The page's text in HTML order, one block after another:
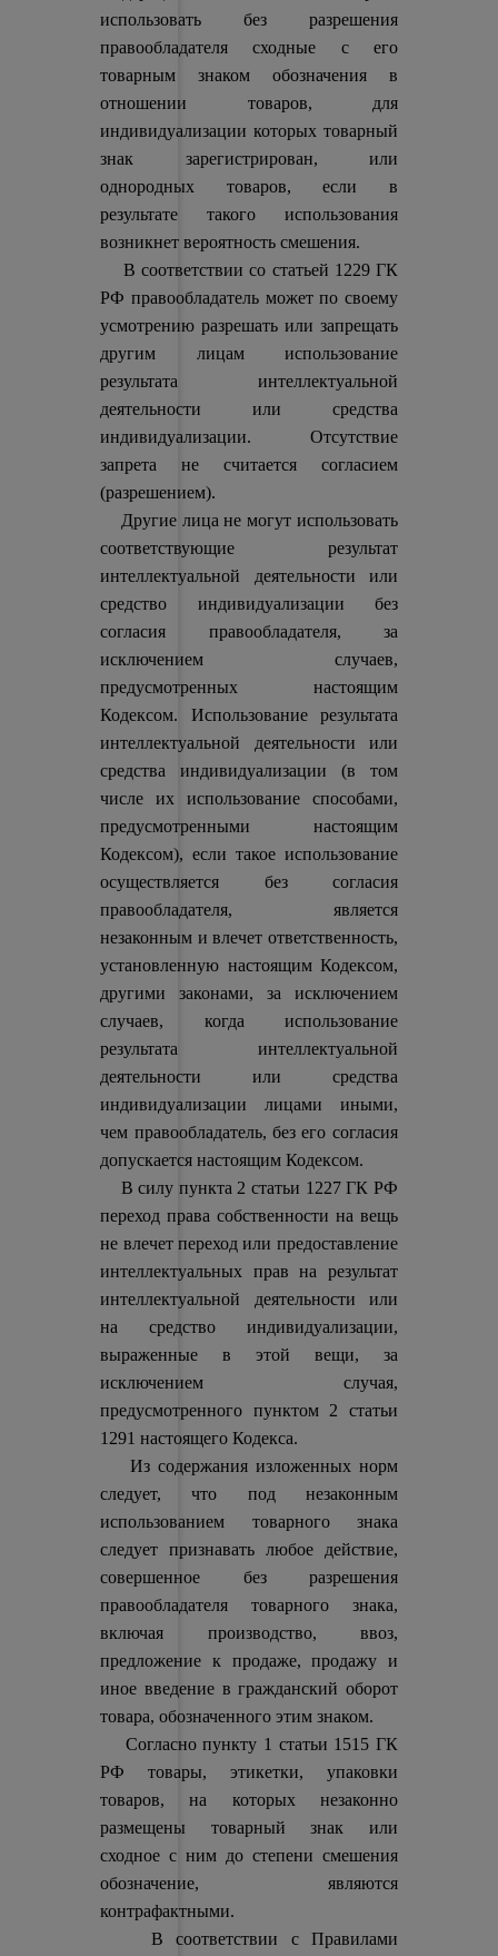
использовать без разрешения
правообладателя сходные с его
товарным знаком обозначения в
отношении товаров, для
индивидуализации которых товарный
знак зарегистрирован, или
однородных товаров, если в
результате такого использования
возникнет вероятность смешения.
В соответствии со статьей 1229 ГК
РФ правообладатель может по своему
усмотрению разрешать или запрещать
другим лицам использование
результата интеллектуальной
деятельности или средства
индивидуализации. Отсутствие
запрета не считается согласием
(разрешением).
Другие лица не могут использовать
соответствующие результат
интеллектуальной деятельности или
средство индивидуализации без
согласия правообладателя, за
исключением случаев,
предусмотренных настоящим
Кодексом. Использование результата
интеллектуальной деятельности или
средства индивидуализации (в том
числе их использование способами,
предусмотренными настоящим
Кодексом), если такое использование
осуществляется без согласия
правообладателя, является
незаконным и влечет ответственность,
установленную настоящим Кодексом,
другими законами, за исключением
случаев, когда использование
результата интеллектуальной
деятельности или средства
индивидуализации лицами иными,
чем правообладатель, без его согласия
допускается настоящим Кодексом.
В силу пункта 2 статьи 1227 ГК РФ
переход права собственности на вещь
не влечет переход или предоставление
интеллектуальных прав на результат
интеллектуальной деятельности или
на средство индивидуализации,
выраженные в этой вещи, за
исключением случая,
предусмотренного пунктом 2 статьи
1291 настоящего Кодекса.
Из содержания изложенных норм
следует, что под незаконным
использованием товарного знака
следует признавать любое действие,
совершенное без разрешения
правообладателя товарного знака,
включая производство, ввоз,
предложение к продаже, продажу и
иное введение в гражданский оборот
товара, обозначенного этим знаком.
Согласно пункту 1 статьи 1515 ГК
РФ товары, этикетки, упаковки
товаров, на которых незаконно
размещены товарный знак или
сходное с ним до степени смешения
обозначение, являются
контрафактными.
В соответствии с Правилами